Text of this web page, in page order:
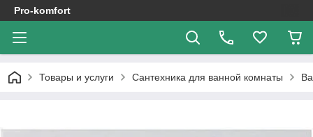
Pro-komfort
Товары и услуги Сантехника для ванной комнаты